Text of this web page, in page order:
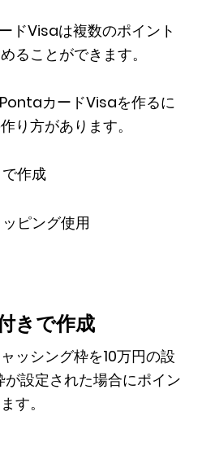
ドVisaは複数のポイント
ることができます。
カードVisaを作るに
り方があります。
作成
ピング使用
きで作成
ッシング枠を10万円の設
が設定された場合にポイン
す。